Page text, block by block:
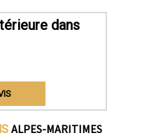
dans
ALPES-MARITIMES